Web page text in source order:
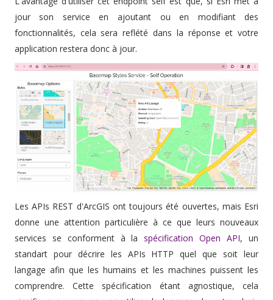
jour son service en ajoutant ou en modifiant des
fonctionnalités, cela sera reflété dans la réponse et votre
application restera donc à jour.
Les APIs REST d'ArcGIS ont toujours été ouvertes, mais Esri
donne une attention particulière à ce que leurs nouveaux
services se conforment à laspécification Open API, un
standart pour décrire les APIs HTTP quel que soit leur
langage afin que les humains et les machines puissent les
comprendre. Cette spécification étant agnostique, cela